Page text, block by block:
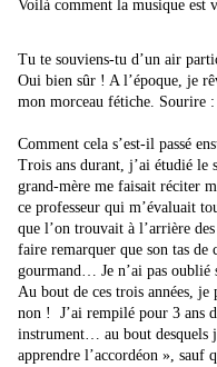
Voilà comment la musique est
Tu te souviens-tu d’un air
Oui bien sûr ! A l’époque, je
mon morceau fétiche. Sourire :
Comment cela s’est-il passé
Trois ans durant, j’ai étudié le
grand-mère me faisait réciter
ce professeur qui m’évaluait
que l’on trouvait à l’arrière
faire remarquer que son tas de
gourmand… Je n’ai pas oublié
Au bout de ces trois années,
non ! J’ai rempilé pour 3 ans
instrument… au bout desquels
apprendre l’accordéon », sauf